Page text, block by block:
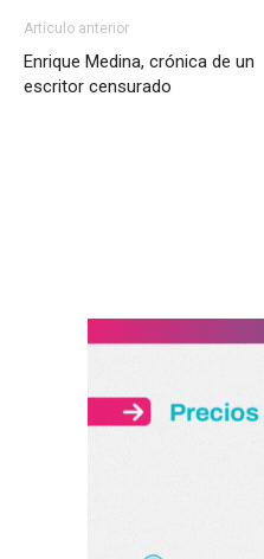
Artículo anterior
Enrique Medina, crónica de un
escritor censurado